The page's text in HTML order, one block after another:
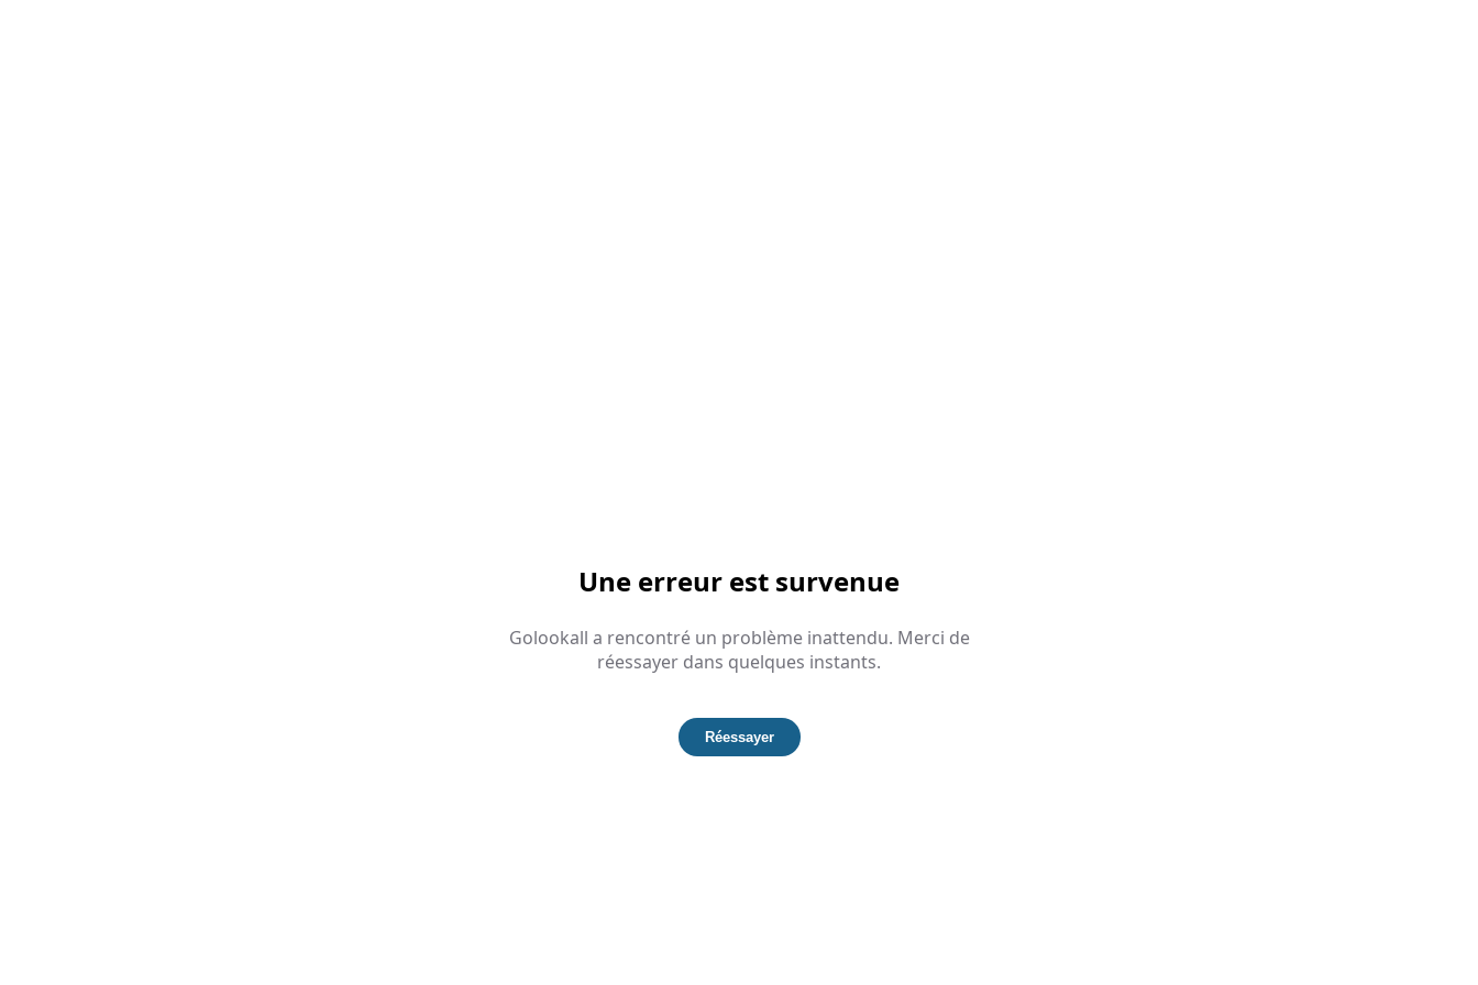
Une erreur est survenue
Golookall a rencontré un problème inattendu. Merci de
réessayer dans quelques instants.
Réessayer